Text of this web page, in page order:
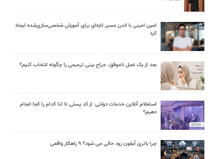
امین امینی با اندرز مسیر تازه‌ای برای آموزش شخصی‌سازی‌شده ایجاد
کرد
بعد از یک عمل ناموفق، جراح بینی ترمیمی را چگونه انتخاب کنیم؟
استعلام آنلاین خدمات دولتی: از کد پستی تا ثنا کدام را کجا انجام
دهیم؟
چرا باتری آیفون زود خالی می شود؟ ۹ راهکار واقعی